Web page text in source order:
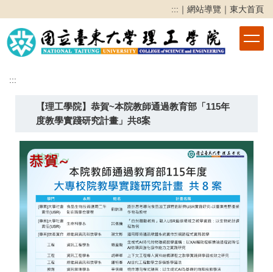
到
主
要
區
::: ｜ 網站導覽 ｜ 東大首頁
:::
【理工學院】恭賀~本院教師通過教育部「115年
度教學實踐研究計畫」共8案